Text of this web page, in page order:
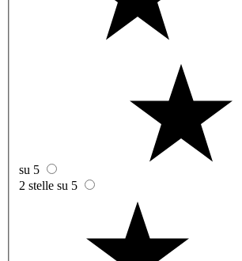
su 5
2 stelle su 5